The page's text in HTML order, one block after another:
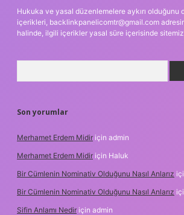
Hukuka ve yasal düzenlemelere aykırı olduğunu
içerikleri, backlinkpanelicomtr@gmail.com
halinde, ilgili içerikler yasal süre içerisinde
Son yorumlar
Merhamet Erdem Midir için admin
Merhamet Erdem Midir için Haluk
Bir Cümlenin Nominativ Olduğunu Nasıl Anlarız
Bir Cümlenin Nominativ Olduğunu Nasıl Anlarız
Sifin Anlamı Nedir için admin